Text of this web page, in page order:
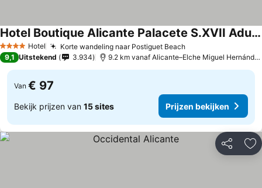
4 SterrenHotel Korte wandeling naar Postiguet Beach
Hotel Boutique Alicante Palacete S.XVII Adults Only
9,1 Uitstekend 3.934 9.2 km vanaf Alicante–Elche Miguel Hernández Airport
Van € 97
Bekijk prijzen van 15 sites Prijzen bekijken
Delen